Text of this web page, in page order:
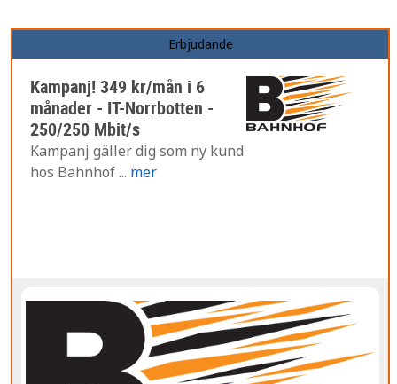
Erbjudande
Kampanj! 349 kr/mån i 6
månader - IT-Norrbotten -
250/250 Mbit/s
Kampanj gäller dig som ny kund
hos Bahnhof ... mer